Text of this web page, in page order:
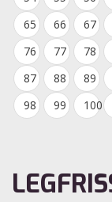
65
66 67
76
77 78
87
88 89
98
99 100